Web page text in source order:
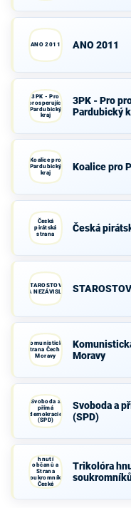
ANO 2011 ANO 2011
3PK - Pro
prosperující
Pardubický
kraj
3PK - Pro
Pardubický
Koalice pro
Pardubický
kraj
Koalice pro
Česká
pirátská
strana
Česká
STAROSTOVÉ
A NEZÁVISLÍ
Komunistická
strana Čech a
Moravy
Moravy
Svoboda a
přímá
demokracie
(SPD)
Svoboda a
(SPD)
hnutí
občanů a
Strana
soukromníků
České
republiky
Trikolóra